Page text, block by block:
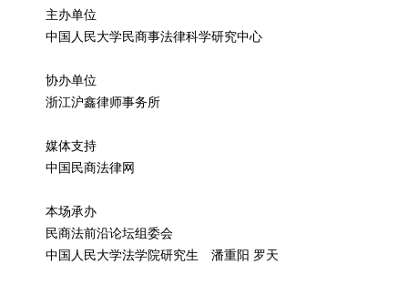
主办单位
中国人民大学民商事法律科学研究中心
协办单位
浙江沪鑫律师事务所
媒体支持
中国民商法律网
本场承办
民商法前沿论坛组委会
中国人民大学法学院研究生 潘重阳 罗天